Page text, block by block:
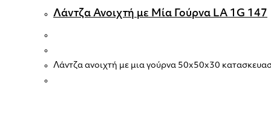
Λάντζα Ανοιχτή με Μία Γούρνα LA 1G 147
Λάντζα ανοιχτή με μια γούρνα 50x50x30